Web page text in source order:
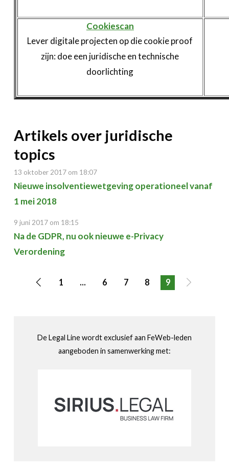
Cookiescan
Lever digitale projecten op die cookie proof
zijn: doe een juridische en technische
doorlichting
Artikels over juridische
topics
13 oktober 2017 om 18:07
Nieuwe insolventiewetgeving operationeel vanaf
1 mei 2018
9 juni 2017 om 18:15
Na de GDPR, nu ook nieuwe e-Privacy
Verordening
Vorige
1 ... 6 7 8 9
Volgende
De Legal Line wordt exclusief aan FeWeb-leden
aangeboden in samenwerking met: